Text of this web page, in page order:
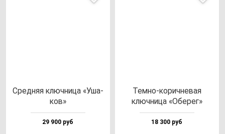
Сред­няя ключ­ни­ца «Уша­
ков»
29 900 руб
Тем­но-ко­рич­не­вая
ключ­ни­ца «Обе­рег»
18 300 руб